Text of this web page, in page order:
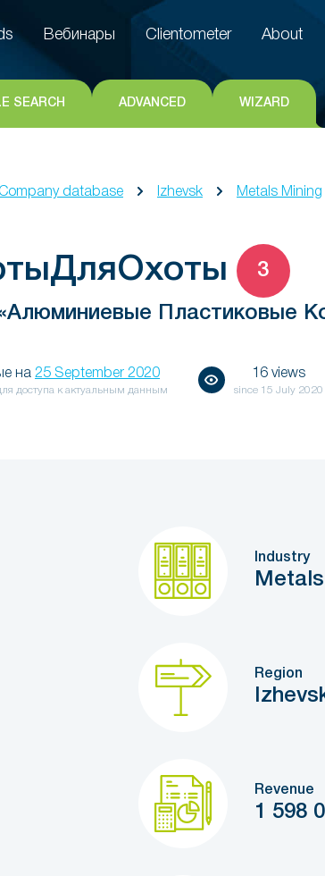
Clientometer
Вебинары Clientometer About
SEARCH ADVANCED WIZARD
Company database Izhevsk Metals Mining
3
Пластиковые
на 25 September 2020
доступа к актуальным данным
16 views
since 15 July 2020
Industry
Region
Revenue
1 598